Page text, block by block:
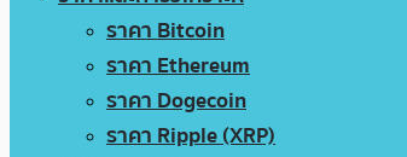
ราคา Bitcoin
ราคา Ethereum
ราคา Dogecoin
ราคา Ripple (XRP)